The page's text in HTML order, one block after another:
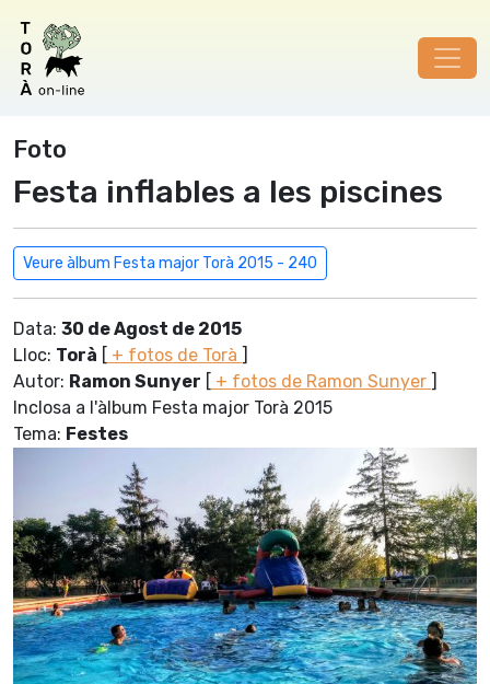
Foto
Festa inflables a les piscines
Veure àlbum Festa major Torà 2015 - 240
Data: 30 de Agost de 2015
Lloc: Torà [ + fotos de Torà ]
Autor: Ramon Sunyer [ + fotos de Ramon Sunyer ]
Inclosa a l'àlbum Festa major Torà 2015
Tema: Festes